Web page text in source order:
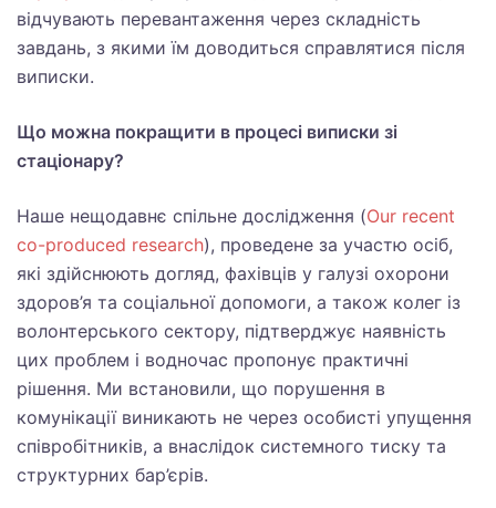
відчувають перевантаження через складність
завдань, з якими їм доводиться справлятися після
виписки.
Що можна покращити в процесі виписки зі
стаціонару?
Наше нещодавнє спільне дослідження (Our recent
co-produced research), проведене за участю осіб,
які здійснюють догляд, фахівців у галузі охорони
здоров’я та соціальної допомоги, а також колег із
волонтерського сектору, підтверджує наявність
цих проблем і водночас пропонує практичні
рішення. Ми встановили, що порушення в
комунікації виникають не через особисті упущення
співробітників, а внаслідок системного тиску та
структурних бар’єрів.